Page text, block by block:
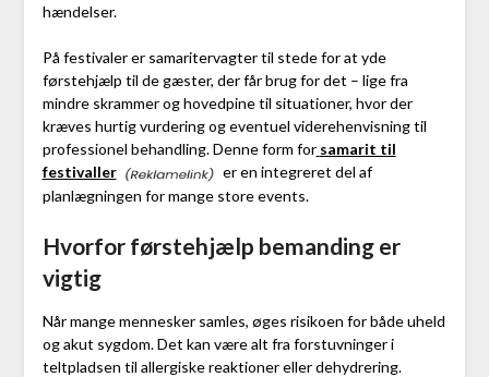
hændelser.
På festivaler er samaritervagter til stede for at yde
førstehjælp til de gæster, der får brug for det – lige fra
mindre skrammer og hovedpine til situationer, hvor der
kræves hurtig vurdering og eventuel viderehenvisning til
professionel behandling. Denne form for samarit til
festivaller
er en integreret del af
planlægningen for mange store events.
Hvorfor førstehjælp bemanding er
vigtig
Når mange mennesker samles, øges risikoen for både uheld
og akut sygdom. Det kan være alt fra forstuvninger i
teltpladsen til allergiske reaktioner eller dehydrering.